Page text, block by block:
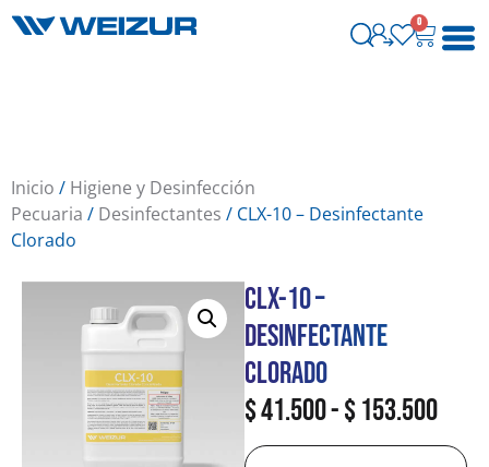
0
Inicio / Higiene y Desinfección
Pecuaria / Desinfectantes / CLX-10 – Desinfectante
Clorado
CLX-10 –
Desinfectante
Clorado
$41.500-$153.500